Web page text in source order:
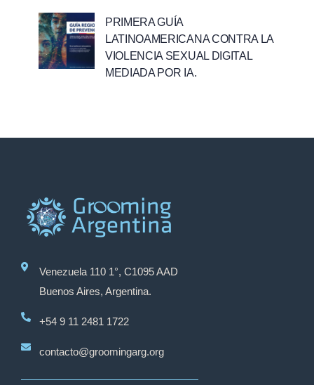
PRIMERA GUÍA
LATINOAMERICANA CONTRA LA
VIOLENCIA SEXUAL DIGITAL
MEDIADA POR IA.
Venezuela 110 1°, C1095 AAD
Buenos Aires, Argentina.
+54 9 11 2481 1722
contacto@groomingarg.org